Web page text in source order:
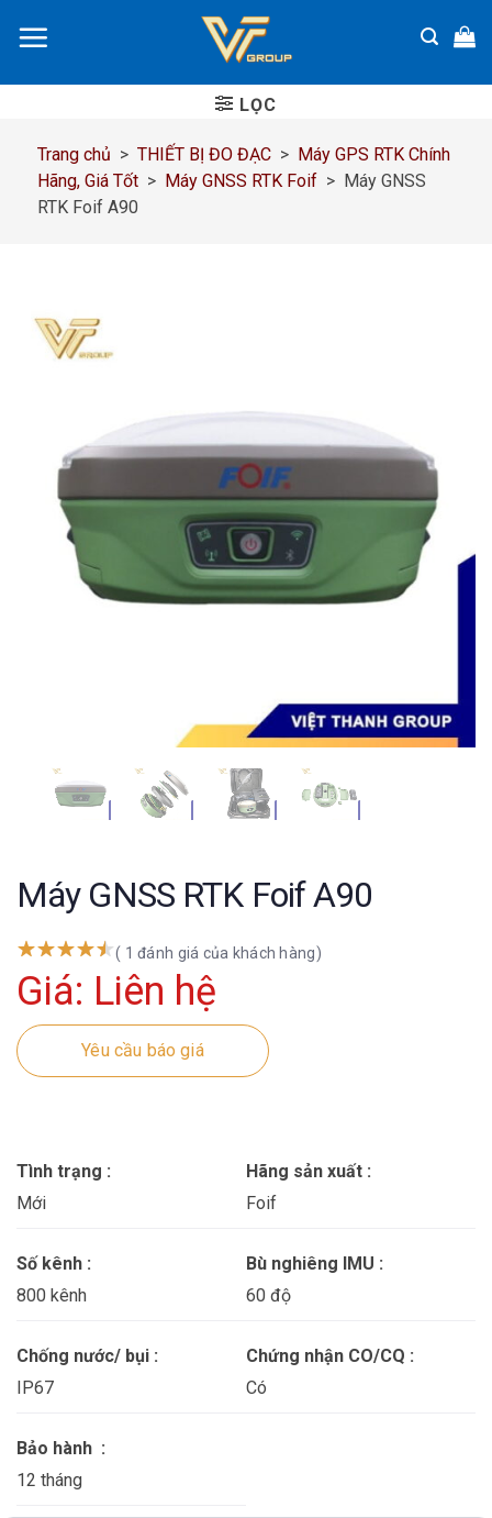
đến
dung
LỌC
Trang chủ > THIẾT BỊ ĐO ĐẠC > Máy GPS RTK Chính
Hãng, Giá Tốt > Máy GNSS RTK Foif > Máy GNSS
RTK Foif A90
Máy GNSS RTK Foif A90
( 1 đánh giá của khách hàng)
Giá: Liên hệ
Yêu cầu báo giá
Tình trạng :
Mới
Hãng sản xuất :
Foif
Số kênh :
800 kênh
Bù nghiêng IMU :
60 độ
Chống nước/ bụi :
IP67
Chứng nhận CO/CQ :
Có
Bảo hành :
12 tháng